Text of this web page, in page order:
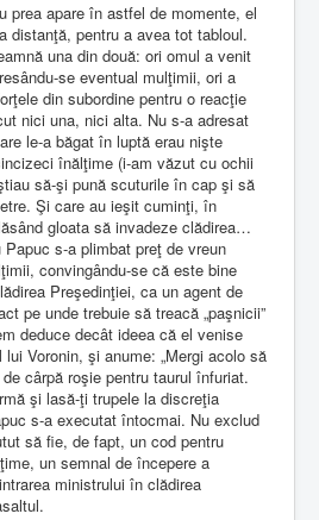
prea apare în astfel de momente, el
distanţă, pentru a avea tot tabloul.
una din două: ori omul a venit
se eventual mulţimii, ori a
din subordine pentru o reacţie
nici una, nici alta. Nu s-a adresat
le-a băgat în luptă erau nişte
înălţime (i-am văzut cu ochii
să-şi pună scuturile în cap şi să
Şi care au ieşit cuminţi, în
gloata să invadeze clădirea…
s-a plimbat preţ de vreun
convingându-se că este bine
Preşedinţiei, ca un agent de
pe unde trebuie să treacă „paşnicii”
deduce decât ideea că el venise
Voronin, şi anume: „Mergi acolo să
cârpă roşie pentru taurul înfuriat.
şi lasă-ţi trupele la discreţia
s-a executat întocmai. Nu exclud
să fie, de fapt, un cod pentru
un semnal de începere a
ministrului în clădirea